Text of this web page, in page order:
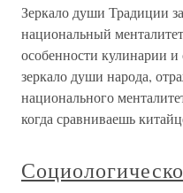
Зеркало души Традиции
национальный
особенности кулинарии
зеркало души народа,
национального
когда сравниваешь